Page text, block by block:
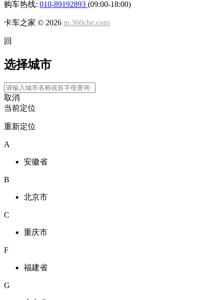
购车热线: 010-89192893 (09:00-18:00)
卡车之家 © 2026 m.360che.com
回
选择城市
取消
当前定位
重新定位
A
安徽省
B
北京市
C
重庆市
F
福建省
G